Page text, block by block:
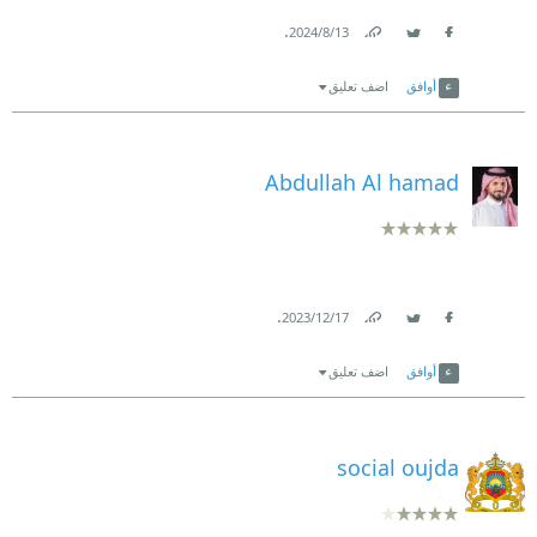
13‏/8‏/2024
.
أوافق اضف تعليق
Abdullah Al hamad
17‏/12‏/2023
.
أوافق اضف تعليق
social oujda